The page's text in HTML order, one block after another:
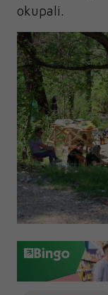
okupali.